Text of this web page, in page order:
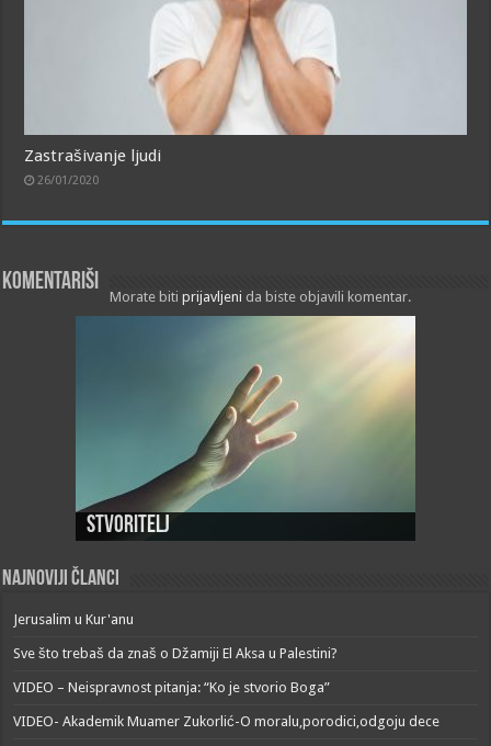
Zastrašivanje ljudi
26/01/2020
Komentariši
Morate bitiprijavljeni da biste objavili komentar.
Stvoritelj
Najnoviji članci
Jerusalim u Kur'anu
Sve što trebaš da znaš o Džamiji El Aksa u Palestini?
VIDEO – Neispravnost pitanja: “Ko je stvorio Boga”
VIDEO- Akademik Muamer Zukorlić-O moralu,porodici,odgoju dece